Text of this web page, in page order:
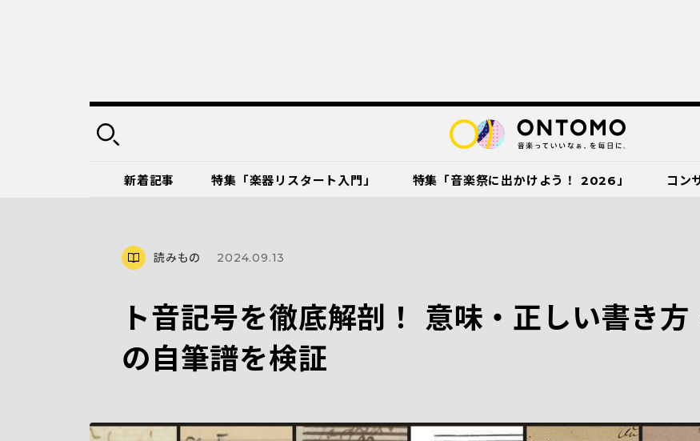
新着記事 特集「楽器リスタート入門」 特集「音楽祭に出かけよう！ 2026」 コン
読みもの 2024.09.13
ト音記号を徹底解剖！ 意味・正しい書き方
の自筆譜を検証